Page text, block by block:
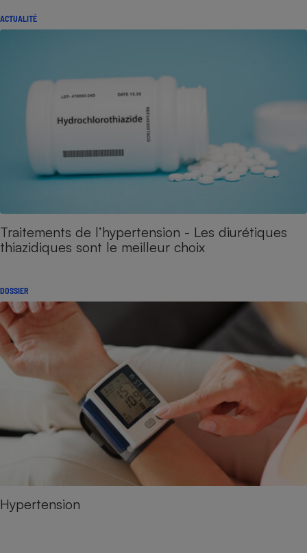
ACTUALITÉ
Traitements de l’hypertension - Les diurétiques
thiazidiques sont le meilleur choix
DOSSIER
Hypertension